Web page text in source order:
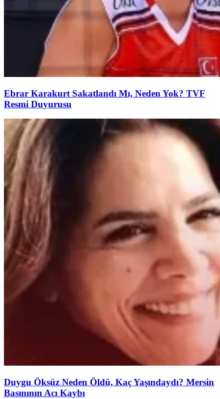
Ebrar Karakurt Sakatlandı Mı, Neden Yok? TVF
Resmi Duyurusu
Duygu Öksüz Neden Öldü, Kaç Yaşındaydı? Mersin
Basınının Acı Kaybı